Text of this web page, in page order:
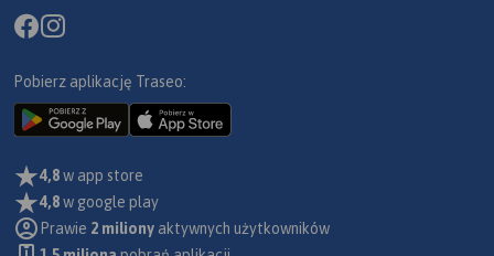
Pobierz aplikację Traseo:
4,8w app store
4,8w google play
Prawie 2 miliony aktywnych użytkowników